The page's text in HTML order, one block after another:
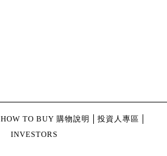
HOW TO BUY 購物說明
投資人專區
INVESTORS